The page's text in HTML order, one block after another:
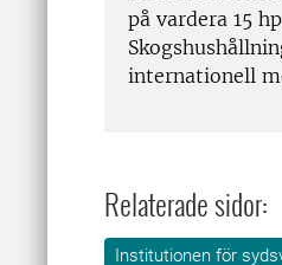
på vardera 15
internationell
Relaterade sidor:
Institutionen för